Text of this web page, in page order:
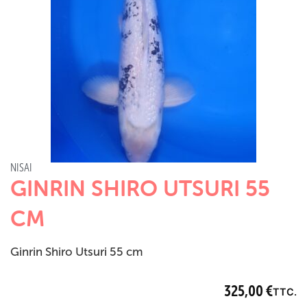
NISAI
GINRIN SHIRO UTSURI 55
CM
325,00 €TTC.
Ginrin Shiro Utsuri 55 cm